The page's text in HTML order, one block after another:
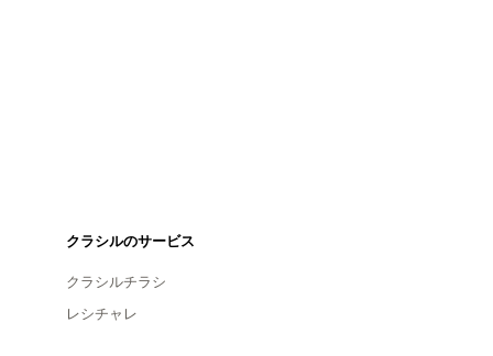
クラシルのサービス
クラシルチラシ
レシチャレ